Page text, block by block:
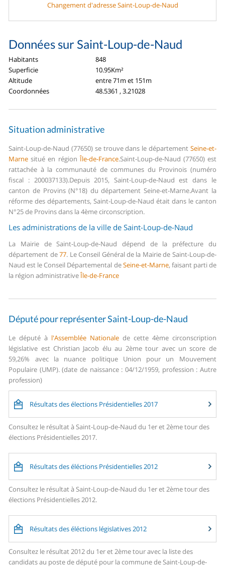
Changement d'adresse Saint-Loup-de-Naud
Données sur Saint-Loup-de-Naud
Habitants
848
Superficie
10.95Km²
Altitude
entre 71m et 151m
Coordonnées
48.5361 , 3.21028
Situation administrative
Saint-Loup-de-Naud (77650) se trouve dans le département Seine-et-
Marne situé en région Île-de-France.Saint-Loup-de-Naud (77650) est
rattachée à la communauté de communes du Provinois (numéro
fiscal : 200037133).Depuis 2015, Saint-Loup-de-Naud est dans le
canton de Provins (N°18) du département Seine-et-Marne.Avant la
réforme des départements, Saint-Loup-de-Naud était dans le canton
N°25 de Provins dans la 4ème circonscription.
Les administrations de la ville de Saint-Loup-de-Naud
La Mairie de Saint-Loup-de-Naud dépend de la préfecture du
département de77. Le Conseil Général de la Mairie de Saint-Loup-de-
Naud est le Conseil Départemental deSeine-et-Marne, faisant parti de
la région administrativeÎle-de-France
Député pour représenter Saint-Loup-de-Naud
Le député à l'Assemblée Nationale de cette 4ème circonscription
législative est Christian Jacob élu au 2ème tour avec un score de
59,26% avec la nuance politique Union pour un Mouvement
Populaire (UMP). (date de naissance : 04/12/1959, profession : Autre
profession)
Résultats des élections Présidentielles 2017
Consultez le résultat à Saint-Loup-de-Naud du 1er et 2ème tour des
élections Présidentielles 2017.
Résultats des éléctions Présidentielles 2012
Consultez le résultat à Saint-Loup-de-Naud du 1er et 2ème tour des
élections Présidentielles 2012.
Résultats des éléctions législatives 2012
Consultez le résultat 2012 du 1er et 2ème tour avec la liste des
candidats au poste de député pour la commune de Saint-Loup-de-